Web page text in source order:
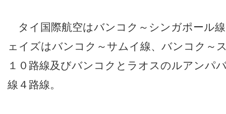
タイ国際航空はバンコク～シンガポール
ェイズはバンコク～サムイ線、バンコク～
１０路線及びバンコクとラオスのルアンパ
線４路線。